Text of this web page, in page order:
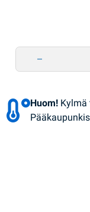
Huom! Kylmä